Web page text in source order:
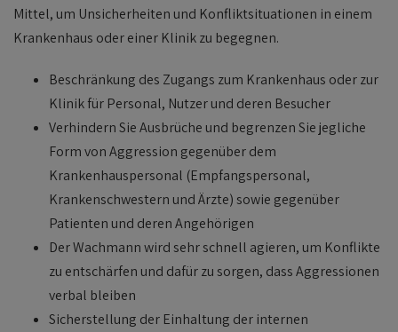
Mittel, um Unsicherheiten und Konfliktsituationen in einem
Krankenhaus oder einer Klinik zu begegnen.
Beschränkung des Zugangs zum Krankenhaus oder zur
Klinik für Personal, Nutzer und deren Besucher
Verhindern Sie Ausbrüche und begrenzen Sie jegliche
Form von Aggression gegenüber dem
Krankenhauspersonal (Empfangspersonal,
Krankenschwestern und Ärzte) sowie gegenüber
Patienten und deren Angehörigen
Der Wachmann wird sehr schnell agieren, um Konflikte
zu entschärfen und dafür zu sorgen, dass Aggressionen
verbal bleiben
Sicherstellung der Einhaltung der internen